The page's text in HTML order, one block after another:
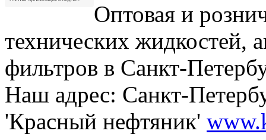
Оптовая и
технических жидкостей,
фильтров в Санкт-
Наш адрес: Санкт-
'Красный нефтяник'